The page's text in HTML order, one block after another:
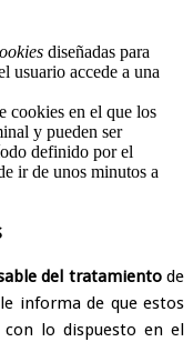
diseñadas para
usuario accede a una
cookies en el que los
y pueden ser
definido por el
ir de unos minutos a
del tratamientode
informa de que estos
con lo dispuesto en el